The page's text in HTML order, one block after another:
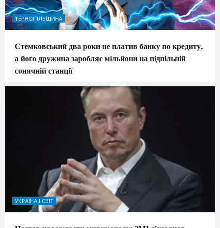
ТЕРНОПІЛЬЩИНА
Стемковський два роки не платив банку по кредиту,
а його дружина заробляє мільйони на підпільній
сонячній станції
УКРАЇНА І СВІТ